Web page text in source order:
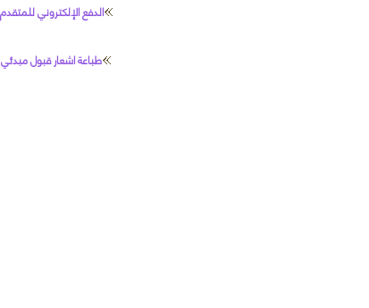
الدفع الإلكتروني للمتقدم
طباعة اشعار قبول مبدئي